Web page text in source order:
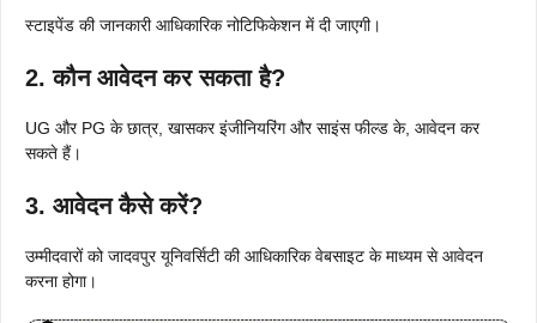
स्टाइपेंड की जानकारी आधिकारिक नोटिफिकेशन में दी जाएगी।
2. कौन आवेदन कर सकता है?
UG और PG के छात्र, खासकर इंजीनियरिंग और साइंस फील्ड के, आवेदन कर
सकते हैं।
3. आवेदन कैसे करें?
उम्मीदवारों को जादवपुर यूनिवर्सिटी की आधिकारिक वेबसाइट के माध्यम से आवेदन
करना होगा।